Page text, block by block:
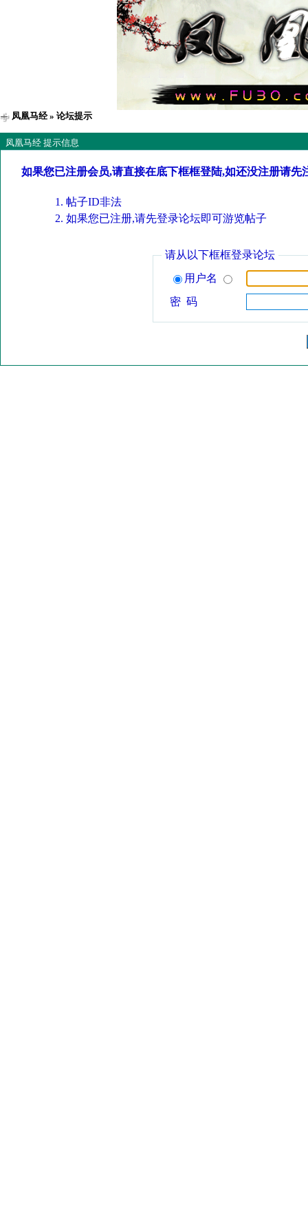
凤凰马经» 论坛提示
凤凰马经 提示信息
如果您已注册会员,请直接在底下框框登陆,如还没注册请先
帖子ID非法
如果您已注册,请先登录论坛即可游览帖子
请从以下框框登录论坛
用户名
密 码